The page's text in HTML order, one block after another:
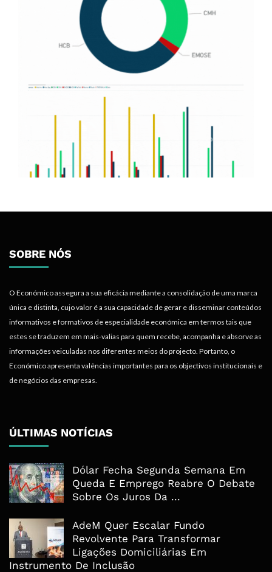
SOBRE NÓS
O Económico assegura a sua eficácia mediante a consolidação de uma marca
única e distinta, cujo valor é a sua capacidade de gerar e disseminar conteúdos
informativos e formativos de especialidade económica em termos tais que
estes se traduzem em mais-valias para quem recebe, acompanha e absorve as
informações veiculadas nos diferentes meios do projecto. Portanto, o
Económico apresenta valências importantes para os objectivos institucionais e
de negócios das empresas.
ÚLTIMAS NOTÍCIAS
Dólar Fecha Segunda Semana Em
Queda E Emprego Reabre O Debate
Sobre Os Juros Da ...
AdeM Quer Escalar Fundo
Revolvente Para Transformar
Ligações Domiciliárias Em
Instrumento De Inclusão